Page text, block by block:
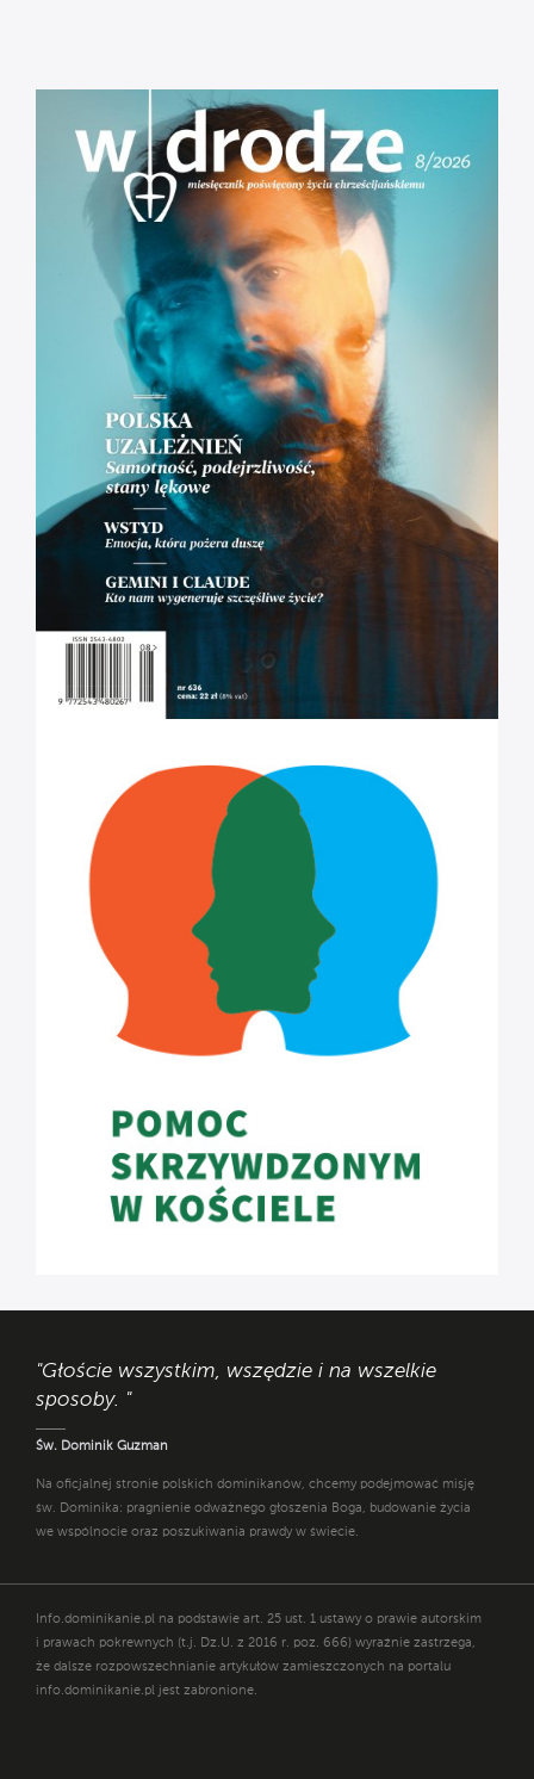
"Głoście wszystkim, wszędzie i na wszelkie
sposoby. "
Św. Dominik Guzman
Na oficjalnej stronie polskich dominikanów, chcemy podejmować misję
św. Dominika: pragnienie odważnego głoszenia Boga, budowanie życia
we wspólnocie oraz poszukiwania prawdy w świecie.
Info.dominikanie.pl na podstawie art. 25 ust. 1 ustawy o prawie autorskim
i prawach pokrewnych (t.j. Dz.U. z 2016 r. poz. 666) wyraźnie zastrzega,
że dalsze rozpowszechnianie artykułów zamieszczonych na portalu
info.dominikanie.pl jest zabronione.